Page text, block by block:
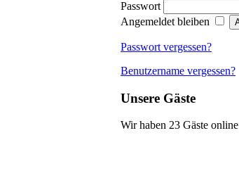
Passwort
Angemeldet bleiben
Passwort vergessen?
Benutzername vergessen?
Unsere Gäste
Wir haben 23 Gäste online